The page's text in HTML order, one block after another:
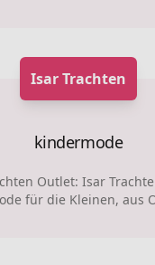
Isar Trachten
kindermode
Outlet: Isar
für die Kleinen, aus